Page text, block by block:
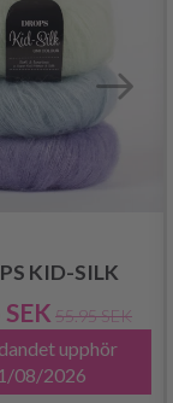
KID-SILK
55.95 SEK
upphör
08/2026